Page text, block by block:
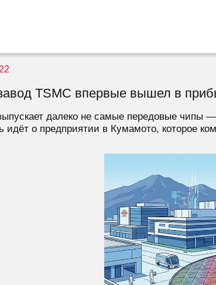
TSMC впервые вышел в
далеко не самые передовые чипы
идёт о предприятии в Кумамото, которое